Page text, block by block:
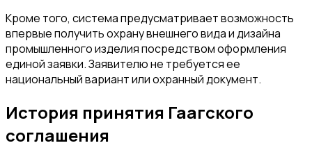
Кроме того, система предусматривает возможность
впервые получить охрану внешнего вида и дизайна
промышленного изделия посредством оформления
единой заявки. Заявителю не требуется ее
национальный вариант или охранный документ.
История принятия Гаагского
соглашения